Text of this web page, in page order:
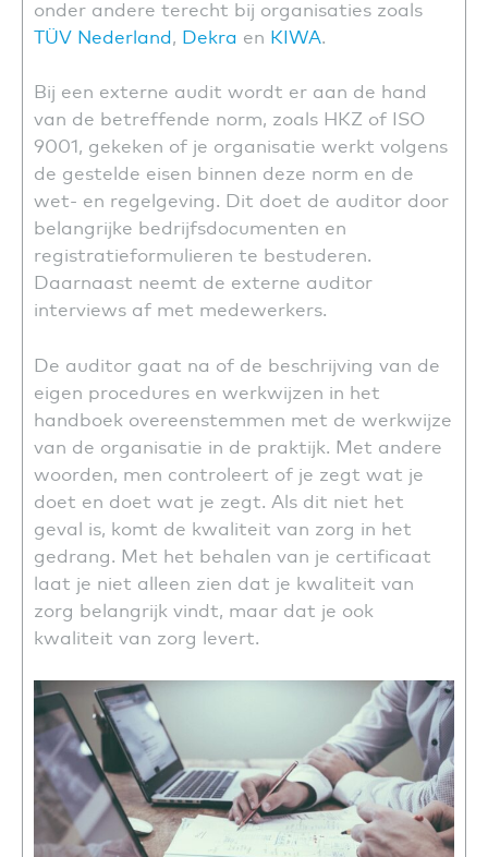
onder andere terecht bij organisaties zoals
TÜV Nederland , Dekra en KIWA.
Bij een externe audit wordt er aan de hand
van de betreffende norm, zoals HKZ of ISO
9001, gekeken of je organisatie werkt volgens
de gestelde eisen binnen deze norm en de
wet- en regelgeving. Dit doet de auditor door
belangrijke bedrijfsdocumenten en
registratieformulieren te bestuderen.
Daarnaast neemt de externe auditor
interviews af met medewerkers.
De auditor gaat na of de beschrijving van de
eigen procedures en werkwijzen in het
handboek overeenstemmen met de werkwijze
van de organisatie in de praktijk. Met andere
woorden, men controleert of je zegt wat je
doet en doet wat je zegt. Als dit niet het
geval is, komt de kwaliteit van zorg in het
gedrang. Met het behalen van je certificaat
laat je niet alleen zien dat je kwaliteit van
zorg belangrijk vindt, maar dat je ook
kwaliteit van zorg levert.